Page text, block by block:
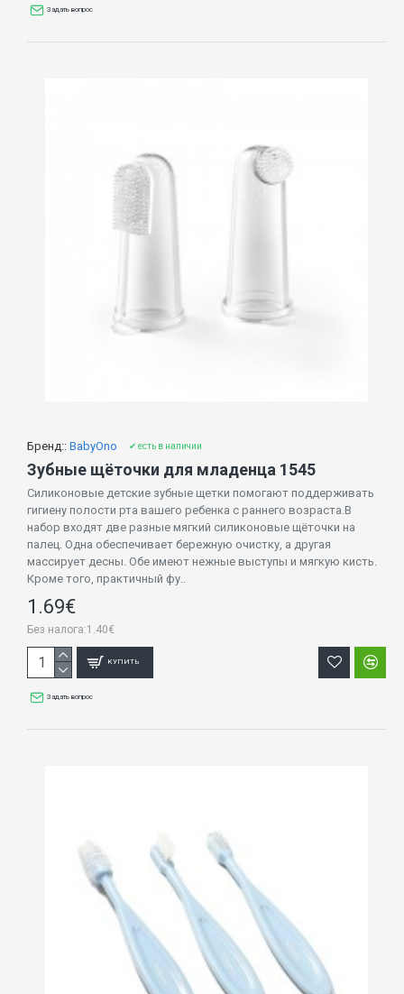
Задать вопрос
Бренд:: BabyOno ✔ есть в наличии
Зубные щёточки для младенца 1545
Силиконовые детские зубные щетки помогают поддерживать
гигиену полости рта вашего ребенка с раннего возраста.В
набор входят две разные мягкий силиконовые щёточки на
палец. Одна обеспечивает бережную очистку, а другая
массирует десны. Обе имеют нежные выступы и мягкую кисть.
Кроме того, практичный фу..
1.69€
Без налога:1.40€
КУПИТЬ
Задать вопрос